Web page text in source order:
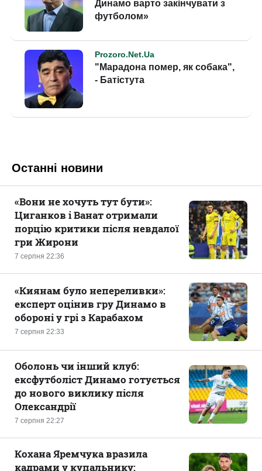
Останні новини
7 серпня 22:36
«Вони не хочуть тут бути»:
Циганков і Ванат отримали
порцію критики після невдалої
гри Жирони
7 серпня 22:33
«Киянам було непереливки»:
експерт оцінив гру Динамо в
обороні у грі з Карабахом
7 серпня 22:27
Оболонь чи інший клуб:
ексфутболіст Динамо готується
до нового виклику після
Олександрії
Кохана Яремчука вразила
кадрами у купальнику: